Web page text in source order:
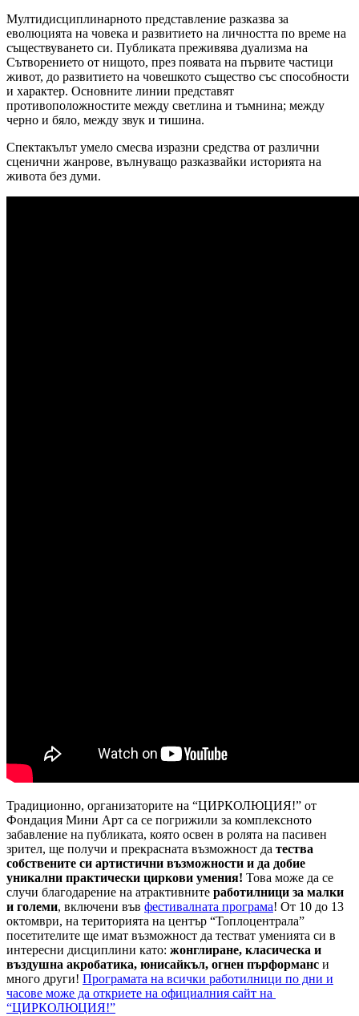
Мултидисциплинарното представление разказва за
еволюцията на човека и развитието на личността по време на
съществуването си. Публиката преживява дуализма на
Сътворението от нищото, през появата на първите частици
живот, до развитието на човешкото същество със способности
и характер. Основните линии представят
противоположностите между светлина и тъмнина; между
черно и бяло, между звук и тишина.
Спектакълът умело смесва изразни средства от различни
сценични жанрове, вълнуващо разказвайки историята на
живота без думи.
Традиционно, организаторите на “ЦИРКОЛЮЦИЯ!” от
Фондация Мини Арт са се погрижили за комплексното
забавление на публиката, която освен в ролята на пасивен
зрител, ще получи и прекрасната възможност да тества
собствените си артистични възможности и да добие
уникални практически циркови умения! Това може да се
случи благодарение на атрактивните работилници за малки
и големи, включени във фестивалната програма! От 10 до 13
октомври, на територията на център “Топлоцентрала”
посетителите ще имат възможност да тестват уменията си в
интересни дисциплини като: жонглиране, класическа и
въздушна акробатика, юнисайкъл, огнен пърформанс и
много други! Програмата на всички работилници по дни и
часове може да откриете на официалния сайт на
“ЦИРКОЛЮЦИЯ!”